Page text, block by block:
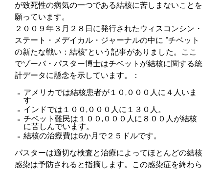
が致死性の病気の一つである結核に苦しまないことを
願っています。
２００９年３月２８日に発行されたウィスコンシン・
ステート・メデイカル・ジャーナルの中に “チベット
の新たな戦い：結核”という記事がありました。ここ
でゾーバ・パスター博士はチベットが結核に関する統
計データに懸念を示しています。：
アメリカでは結核患者が１０,０００人に４人いま
す
インドでは１００,０００人に１３０人。
チベット難民は１００,０００人に８００人が結核
に苦しんでいます。
結核の治療費は6か月で２５ドルです。
パスターは適切な検査と治療によってほとんどの結核
感染は予防されると指摘します。この感染症を終わら